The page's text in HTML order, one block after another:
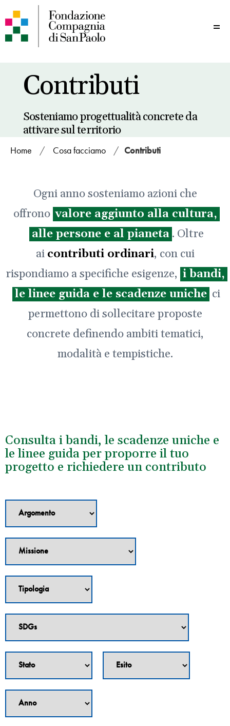
Contributi
Sosteniamo progettualità concrete da
attivare sul territorio
Home / Cosa facciamo / Contributi
Ogni anno sosteniamo azioni che
offrono valore aggiunto alla cultura,
alle persone e al pianeta . Oltre
ai contributi ordinari, con cui
rispondiamo a specifiche esigenze, i bandi,
le linee guida e le scadenze uniche ci
permettono di sollecitare proposte
concrete definendo ambiti tematici,
modalità e tempistiche.
Consulta i bandi, le scadenze uniche e
le linee guida per proporre il tuo
progetto e richiedere un contributo